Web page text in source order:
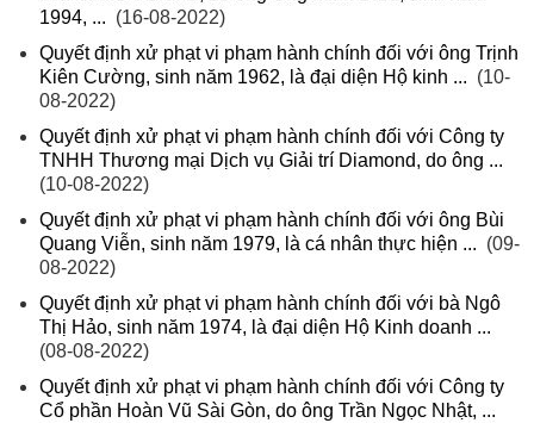
1994, ... (16-08-2022)
Quyết định xử phạt vi phạm hành chính đối với ông Trịnh
Kiên Cường, sinh năm 1962, là đại diện Hộ kinh ... (10-
08-2022)
Quyết định xử phạt vi phạm hành chính đối với Công ty
TNHH Thương mại Dịch vụ Giải trí Diamond, do ông ...
(10-08-2022)
Quyết định xử phạt vi phạm hành chính đối với ông Bùi
Quang Viễn, sinh năm 1979, là cá nhân thực hiện ... (09-
08-2022)
Quyết định xử phạt vi phạm hành chính đối với bà Ngô
Thị Hảo, sinh năm 1974, là đại diện Hộ Kinh doanh ...
(08-08-2022)
Quyết định xử phạt vi phạm hành chính đối với Công ty
Cổ phần Hoàn Vũ Sài Gòn, do ông Trần Ngọc Nhật, ...